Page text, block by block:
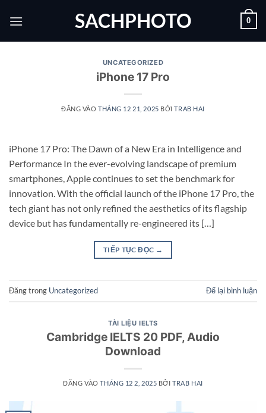
qua
SACHPHOTO 0
UNCATEGORIZED
iPhone 17 Pro
ĐĂNG VÀOTHÁNG 12 21, 2025 BỞITRAB HAI
iPhone 17 Pro: The Dawn of a New Era in Intelligence and
Performance In the ever-evolving landscape of premium
smartphones, Apple continues to set the benchmark for
innovation. With the official launch of the iPhone 17 Pro, the
tech giant has not only refined the aesthetics of its flagship
device but has fundamentally re-engineered its […]
TIẾP TỤC ĐỌC →
Đăng trong Uncategorized Để lại bình luận
TÀI LIỆU IELTS
Cambridge IELTS 20 PDF, Audio
Download
ĐĂNG VÀOTHÁNG 12 2, 2025 BỞITRAB HAI